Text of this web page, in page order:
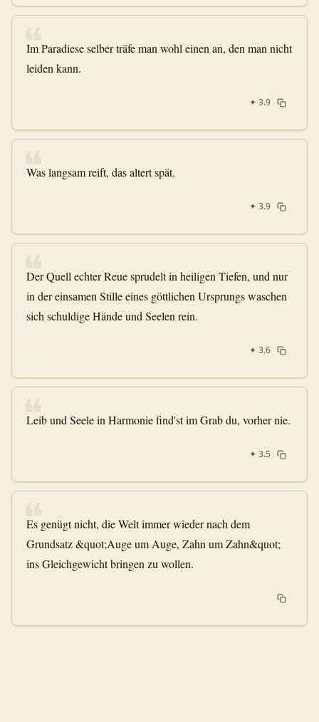
❝
Im Paradiese selber träfe man wohl einen an, den man nicht
leiden kann.
✦ 3.9
❝
Was langsam reift, das altert spät.
✦ 3.9
❝
Der Quell echter Reue sprudelt in heiligen Tiefen, und nur
in der einsamen Stille eines göttlichen Ursprungs waschen
sich schuldige Hände und Seelen rein.
✦ 3.6
❝
Leib und Seele in Harmonie find'st im Grab du, vorher nie.
✦ 3.5
❝
Es genügt nicht, die Welt immer wieder nach dem
Grundsatz &quot;Auge um Auge, Zahn um Zahn&quot;
ins Gleichgewicht bringen zu wollen.